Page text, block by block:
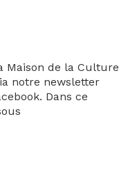
Maison de la Culture
notre newsletter
Dans ce